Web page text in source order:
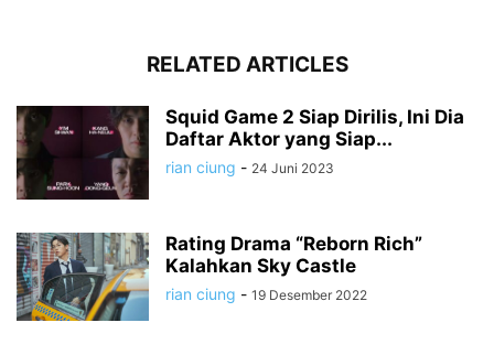
RELATED ARTICLES
Squid Game 2 Siap Dirilis, Ini Dia
Daftar Aktor yang Siap...
rian ciung - 24 Juni 2023
Rating Drama “Reborn Rich”
Kalahkan Sky Castle
rian ciung - 19 Desember 2022